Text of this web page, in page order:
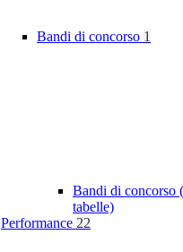
Bandi di concorso 1
Bandi di concorso
tabelle)
Performance 22